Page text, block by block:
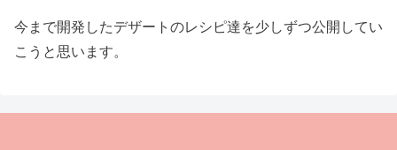
今まで開発したデザートのレシピ達を少しずつ公開してい
こうと思います。